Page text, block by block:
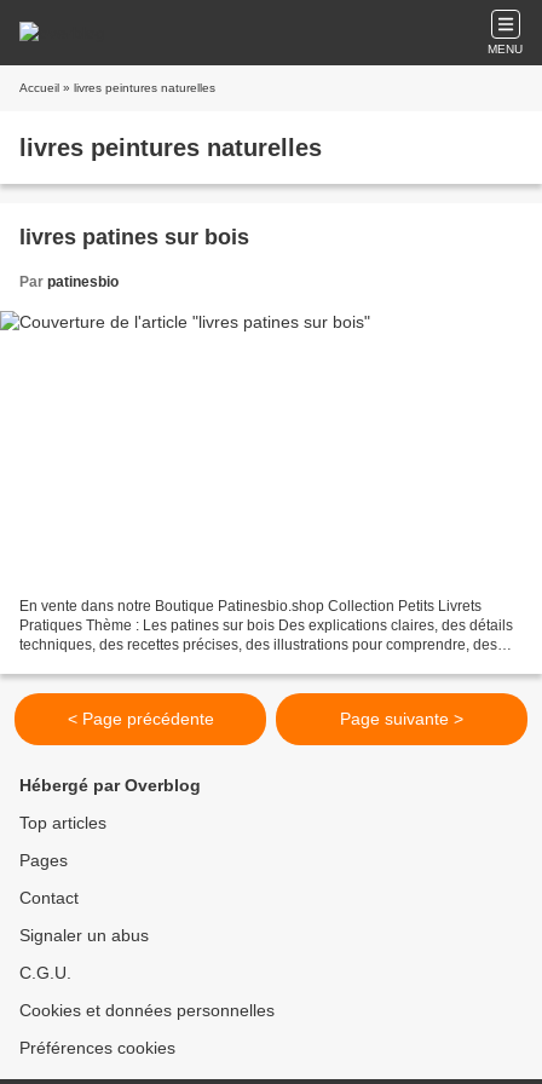
MENU
Accueil » livres peintures naturelles
livres peintures naturelles
livres patines sur bois
Par patinesbio
En vente dans notre Boutique Patinesbio.shop Collection Petits Livrets
Pratiques Thème : Les patines sur bois Des explications claires, des détails
techniques, des recettes précises, des illustrations pour comprendre, des
< Page précédente Page suivante >
Hébergé par Overblog
Top articles
Pages
Contact
Signaler un abus
C.G.U.
Cookies et données personnelles
Préférences cookies